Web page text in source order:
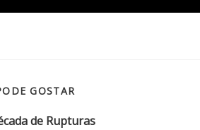
GOSTAR
de Rupturas